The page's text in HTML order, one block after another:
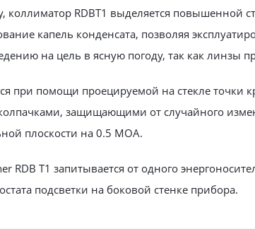
коллиматор RDBT1 выделяется повышенной
капель конденсата, позволяя
на цель в ясную погоду, так как
при помощи проецируемой на стекле
защищающими от случайного
плоскости на 0.5 MOA.
RDB T1 запитывается от одного
подсветки на боковой стенке прибора.